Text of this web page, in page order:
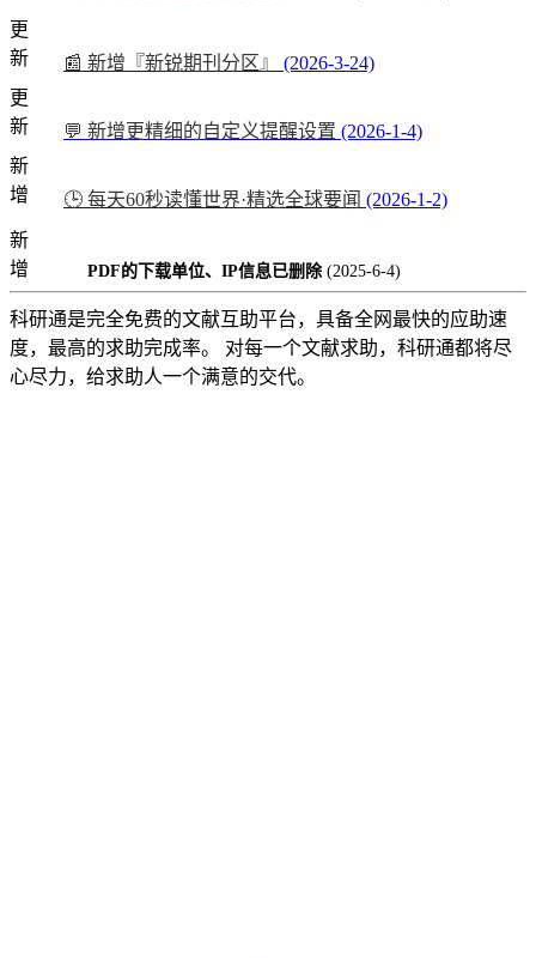
更
新
📰 新增『新锐期刊分区』
(2026-3-24)
更
新
💬 新增更精细的自定义提醒设置 (2026-1-4)
新
增
🕒 每天60秒读懂世界·精选全球要闻 (2026-1-2)
新
增
PDF的下载单位、IP信息已删除 (2025-6-4)
科研通是完全免费的文献互助平台，具备全网最快的应助速
度，最高的求助完成率。 对每一个文献求助，科研通都将尽
心尽力，给求助人一个满意的交代。